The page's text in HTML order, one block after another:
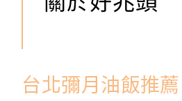
台北彌月油飯推